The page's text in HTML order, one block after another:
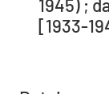
1945) ;
[1933-